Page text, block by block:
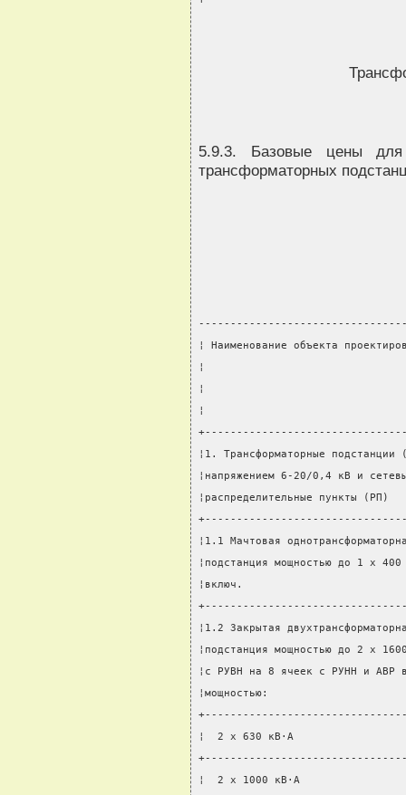
5.9.3. Базовые цены для
трансформаторных
¦ Наименование объекта
¦
¦
¦
¦1. Трансформаторные
¦напряжением 6-20/0,4 кВ
¦распределительные
¦1.1 Мачтовая
¦подстанция мощностью до
¦включ.
¦1.2 Закрытая
¦подстанция мощностью до
¦с РУВН на 8 ячеек с РУНН
¦мощностью:
¦  2 x 630 кВ·А
¦  2 x 1000 кВ·А